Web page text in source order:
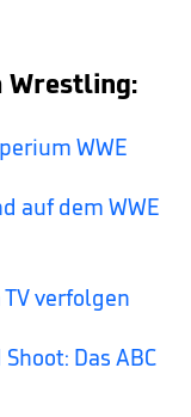
Wrestling:
WWE
auf dem WWE
verfolgen
Das ABC